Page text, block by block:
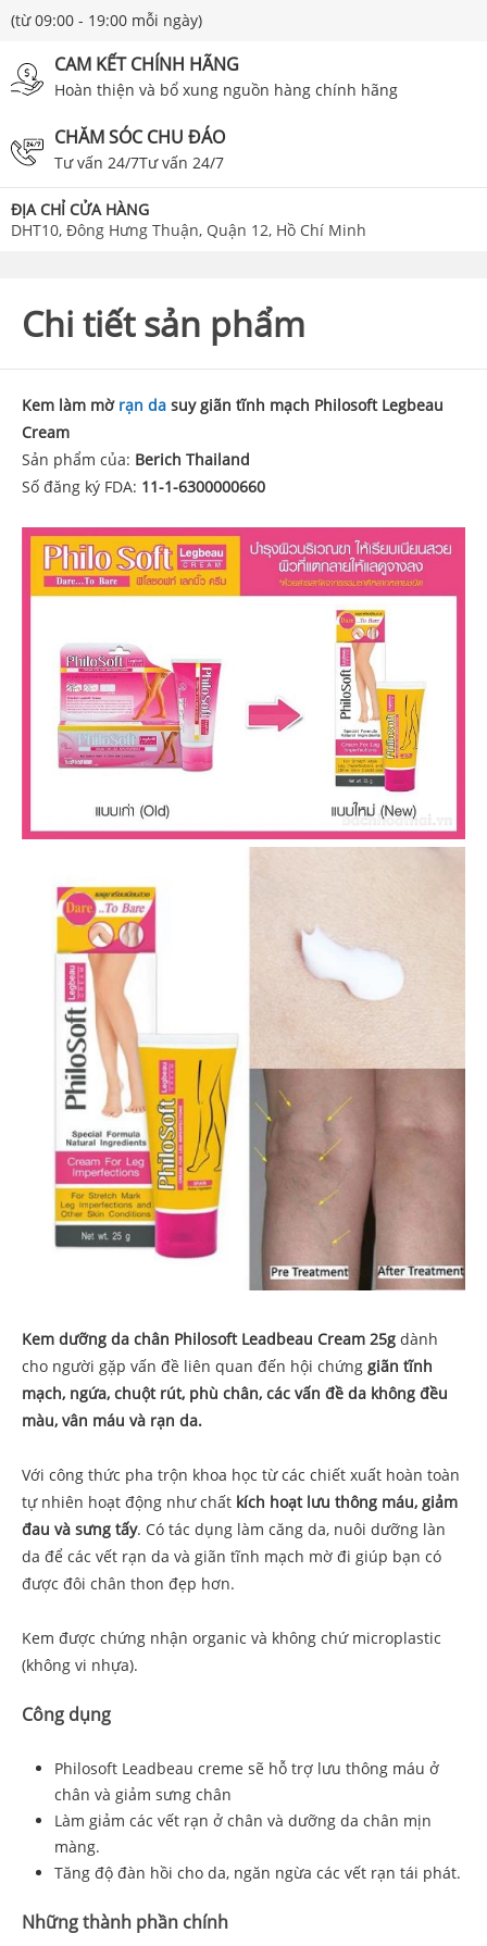
(từ 09:00 - 19:00 mỗi ngày)
CAM KẾT CHÍNH HÃNG
Hoàn thiện và bổ xung nguồn hàng chính hãng
CHĂM SÓC CHU ĐÁO
Tư vấn 24/7Tư vấn 24/7
ĐỊA CHỈ CỬA HÀNG
DHT10, Đông Hưng Thuận, Quận 12, Hồ Chí Minh
Chi tiết sản phẩm
Kem làm mờ rạn da suy giãn tĩnh mạch Philosoft Legbeau
Cream
Sản phẩm của: Berich Thailand
Số đăng ký FDA: 11-1-6300000660
Kem dưỡng da chân Philosoft Leadbeau Cream 25g dành
cho người gặp vấn đề liên quan đến hội chứng giãn tĩnh
mạch, ngứa, chuột rút, phù chân, các vấn đề da không đều
màu, vân máu và rạn da.
Với công thức pha trộn khoa học từ các chiết xuất hoàn toàn
tự nhiên hoạt động như chất kích hoạt lưu thông máu, giảm
đau và sưng tấy. Có tác dụng làm căng da, nuôi dưỡng làn
da để các vết rạn da và giãn tĩnh mạch mờ đi giúp bạn có
được đôi chân thon đẹp hơn.
Kem được chứng nhận organic và không chứ microplastic
(không vi nhựa).
Công dụng
Philosoft Leadbeau creme sẽ hỗ trợ lưu thông máu ở
chân và giảm sưng chân
Làm giảm các vết rạn ở chân và dưỡng da chân mịn
màng.
Tăng độ đàn hồi cho da, ngăn ngừa các vết rạn tái phát.
Những thành phần chính